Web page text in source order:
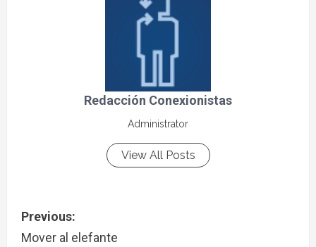
Redacción Conexionistas
Administrator
View All Posts
Previous:
Mover al elefante